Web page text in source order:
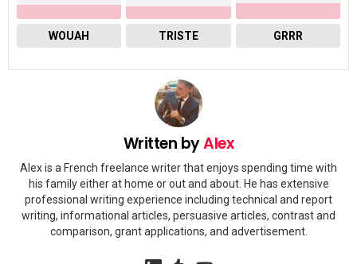
WOUAH TRISTE GRRR
Written byAlex
Alex is a French freelance writer that enjoys spending time with
his family either at home or out and about. He has extensive
professional writing experience including technical and report
writing, informational articles, persuasive articles, contrast and
comparison, grant applications, and advertisement.
linkedin